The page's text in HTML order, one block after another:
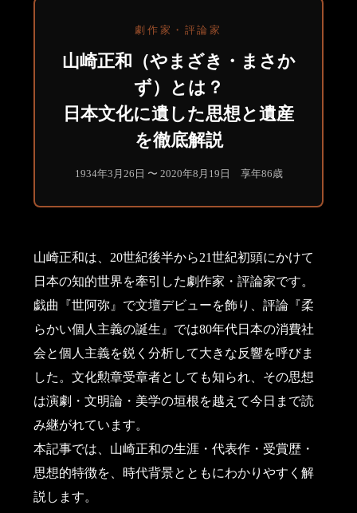
劇作家・評論家
山崎正和（やまざき・まさか
ず）とは？
日本文化に遺した思想と遺産
を徹底解説
1934年3月26日 〜 2020年8月19日 享年86歳
山崎正和は、20世紀後半から21世紀初頭にかけて
日本の知的世界を牽引した劇作家・評論家です。
戯曲『世阿弥』で文壇デビューを飾り、評論『柔
らかい個人主義の誕生』では80年代日本の消費社
会と個人主義を鋭く分析して大きな反響を呼びま
した。文化勲章受章者としても知られ、その思想
は演劇・文明論・美学の垣根を越えて今日まで読
み継がれています。
本記事では、山崎正和の生涯・代表作・受賞歴・
思想的特徴を、時代背景とともにわかりやすく解
説します。